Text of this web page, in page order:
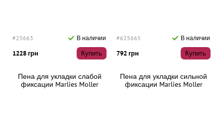
#25663 В наличии
1228 грн Купить
Пена для укладки слабой
фиксации Marlies Moller
#625665 В наличии
792 грн Купить
Пена для укладки сильной
фиксации Marlies Moller